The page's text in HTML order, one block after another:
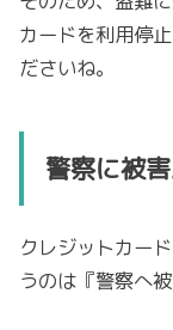
カードを利用停
ださいね。
警察に被
クレジットカー
うのは『警察へ